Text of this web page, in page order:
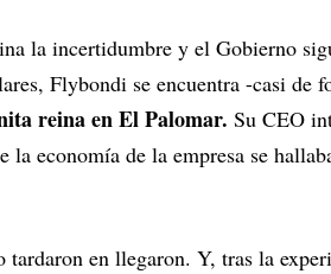
la incertidumbre y el Gobierno
Flybondi se encuentra -casi de
reina en El Palomar. Su CEO
la economía de la empresa se
tardaron en llegaron. Y, tras la